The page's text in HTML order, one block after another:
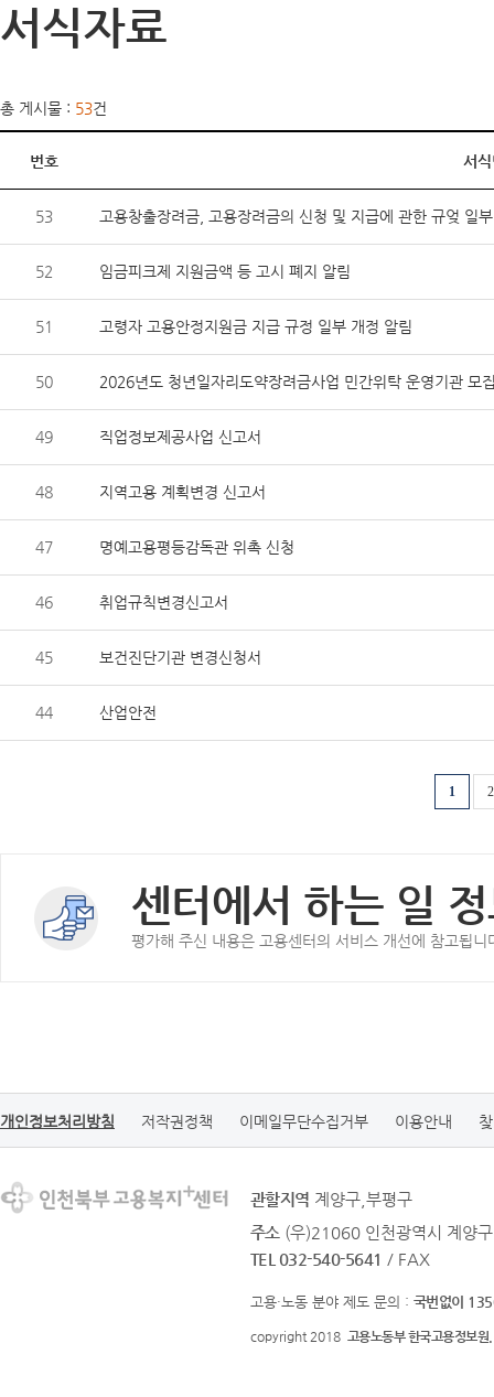
서식자료
총 게시물 : 53건
번호 서
53 고용창출장려금, 고용장려금의 신청 및 지급에 관한 규엊 일
52 임금피크제 지원금액 등 고시 폐지 알림
51 고령자 고용안정지원금 지급 규정 일부 개정 알림
50 2026년도 청년일자리도약장려금사업 민간위탁 운영기관 모
49 직업정보제공사업 신고서
48 지역고용 계획변경 신고서
47 명예고용평등감독관 위촉 신청
46 취업규칙변경신고서
45 보건진단기관 변경신청서
44 산업안전
1 2
센터에서 하는 일
평가해 주신 내용은 고용센터의 서비스 개선에 참고됩니
개인정보처리방침 저작권정책 이메일무단수집거부 이용안내
관할지역 계양구,부평구
주소 (우)21060 인천광역시 계양
TEL 032-540-5641 / FAX
고용·노동 분야 제도 문의 : 국번없이
copyright 2018 고용노동부 한국고용정보원.